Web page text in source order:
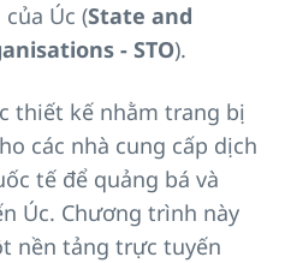
Úc (State and
- STO).
thiết kế nhằm trang bị
các nhà cung cấp dịch
tế để quảng bá và
Úc. Chương trình này
nền tảng trực tuyến